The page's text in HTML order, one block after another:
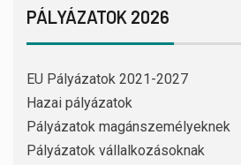
PÁLYÁZATOK 2026
EU Pályázatok 2021-2027
Hazai pályázatok
Pályázatok magánszemélyeknek
Pályázatok vállalkozásoknak